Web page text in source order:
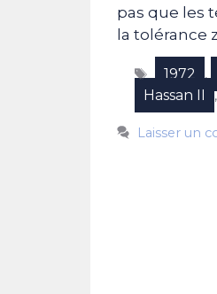
pas que les
la tolérance
Étiquettes
1972 ,
Hassan II
Laisser un